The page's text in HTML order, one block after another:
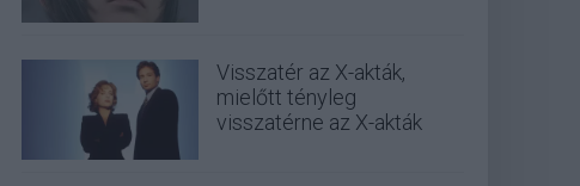
Visszatér az X-akták,
mielőtt tényleg
visszatérne az X-akták